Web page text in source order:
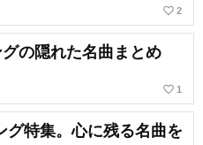
favorite_border 2
グの隠れた名曲まとめ
favorite_border 1
グ特集。心に残る名曲を